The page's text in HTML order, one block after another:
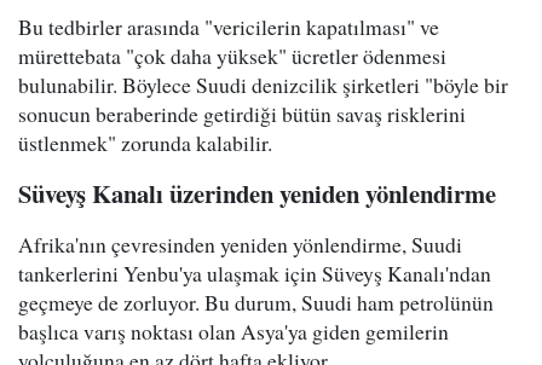
Bu tedbirler arasında "vericilerin kapatılması" ve
mürettebata "çok daha yüksek" ücretler ödenmesi
bulunabilir. Böylece Suudi denizcilik şirketleri "böyle bir
sonucun beraberinde getirdiği bütün savaş risklerini
üstlenmek" zorunda kalabilir.
Süveyş Kanalı üzerinden yeniden yönlendirme
Afrika'nın çevresinden yeniden yönlendirme, Suudi
tankerlerini Yenbu'ya ulaşmak için Süveyş Kanalı'ndan
geçmeye de zorluyor. Bu durum, Suudi ham petrolünün
başlıca varış noktası olan Asya'ya giden gemilerin